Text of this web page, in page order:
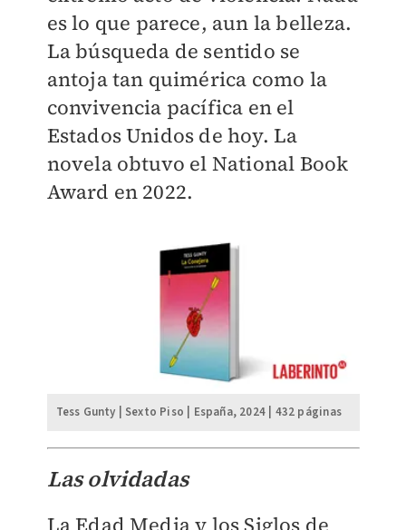
es lo que parece, aun la belleza.
La búsqueda de sentido se
antoja tan quimérica como la
convivencia pacífica en el
Estados Unidos de hoy. La
novela obtuvo el National Book
Award en 2022.
Tess Gunty | Sexto Piso | España, 2024 | 432 páginas
Las olvidadas
La Edad Media y los Siglos de